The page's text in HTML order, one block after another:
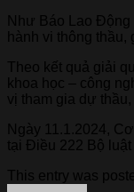
Như Báo Lao
hành vi thông
Theo kết quả giải
khoa học – công
vị tham gia dự
Ngày 11.1.2024,
tại Điều 222 Bộ
This entry was